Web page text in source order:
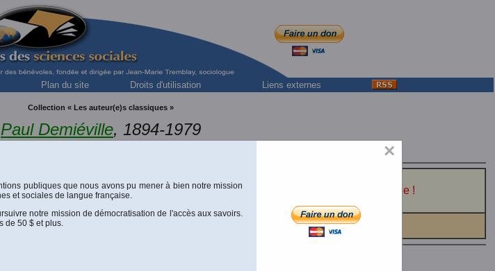
Plan du site Droits d'utilisation Liens externes
Collection « Les auteur(e)s classiques »
Paul Demiéville, 1894-1979
”. Article paru dans T'oung pao, XXXVII, 1947, pp. 16-42. Texte téléchargeable !
des sciences sociales
×
publiques que nous avons pu mener à bien notre mission
et sociales de langue française.
notre mission de démocratisation de l'accès aux savoirs.
de 50 $ et plus.